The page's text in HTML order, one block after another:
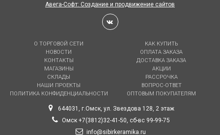
Авега-Софт: Создание и продвижение сайтов
О ТОРГОВОЙ СЕТИ
НОВОСТИ
КОНТАКТЫ
МАГАЗИНЫ
СКЛАДЫ
НАШИ ПРОЕКТЫ
ПОЛИТИКА КОНФИДЕНЦИАЛЬНОСТИ
КАК КУПИТЬ
ОПЛАТА ЗАКАЗА
ДОСТАВКА ЗАКАЗА
АКЦИИ
РАССРОЧКА
ВОПРОС-ОТВЕТ
ОПТОВЫМ ПОКУПАТЕЛЯМ
644031, г.Омск, ул. Звездова 128, 2 этаж
Омск +7(3812)32-41-50, сб-вс 99-99-75
info@sibirkeramika.ru